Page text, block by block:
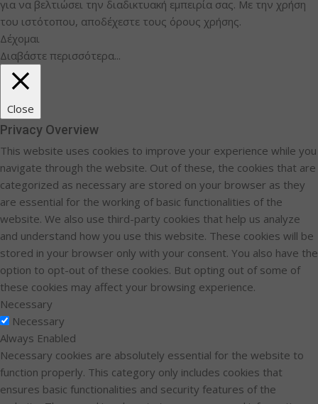
για να βελτιώσει την διαδικτυακή εμπειρία σας. Με την χρήση
του ιστότοπου, αποδέχεστε τους όρους χρήσης.
Δέχομαι
Διαβάστε περισσότερα...
Close
Privacy Overview
This website uses cookies to improve your experience while you
navigate through the website. Out of these, the cookies that are
categorized as necessary are stored on your browser as they
are essential for the working of basic functionalities of the
website. We also use third-party cookies that help us analyze
and understand how you use this website. These cookies will be
stored in your browser only with your consent. You also have the
option to opt-out of these cookies. But opting out of some of
these cookies may affect your browsing experience.
Necessary
Necessary
Always Enabled
Necessary cookies are absolutely essential for the website to
function properly. This category only includes cookies that
ensures basic functionalities and security features of the